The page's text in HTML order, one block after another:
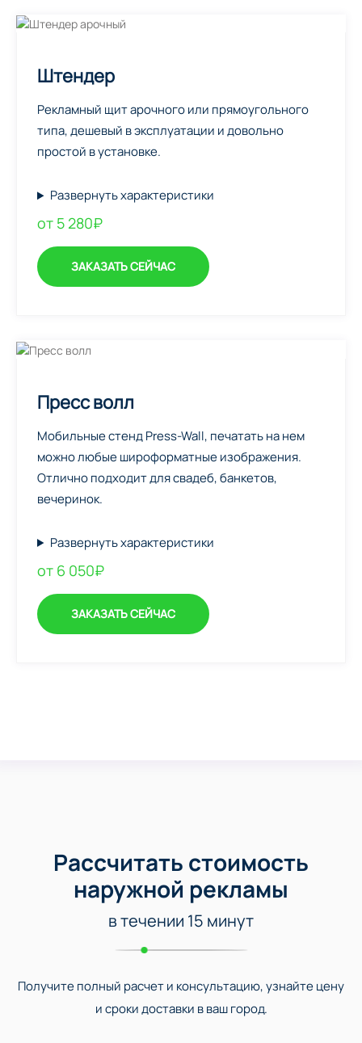
Штендер
Рекламный щит арочного или прямоугольного
типа, дешевый в эксплуатации и довольно
простой в установке.
Развернуть характеристики
от 5 280₽
ЗАКАЗАТЬ СЕЙЧАС
Пресс волл
Мобильные стенд Press-Wall, печатать на нем
можно любые широформатные изображения.
Отлично подходит для свадеб, банкетов,
вечеринок.
Развернуть характеристики
от 6 050₽
ЗАКАЗАТЬ СЕЙЧАС
Рассчитать стоимость
наружной рекламы
в течении 15 минут
Получите полный расчет и консультацию, узнайте цену
и сроки доставки в ваш город.